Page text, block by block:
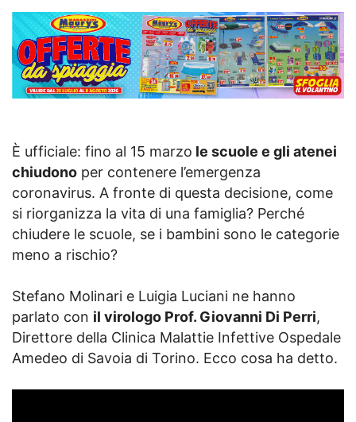
È ufficiale: fino al 15 marzo le scuole e gli atenei
chiudono per contenere l’emergenza
coronavirus. A fronte di questa decisione, come
si riorganizza la vita di una famiglia? Perché
chiudere le scuole, se i bambini sono le categorie
meno a rischio?
Stefano Molinari e Luigia Luciani ne hanno
parlato con il virologo Prof. Giovanni Di Perri,
Direttore della Clinica Malattie Infettive Ospedale
Amedeo di Savoia di Torino. Ecco cosa ha detto.